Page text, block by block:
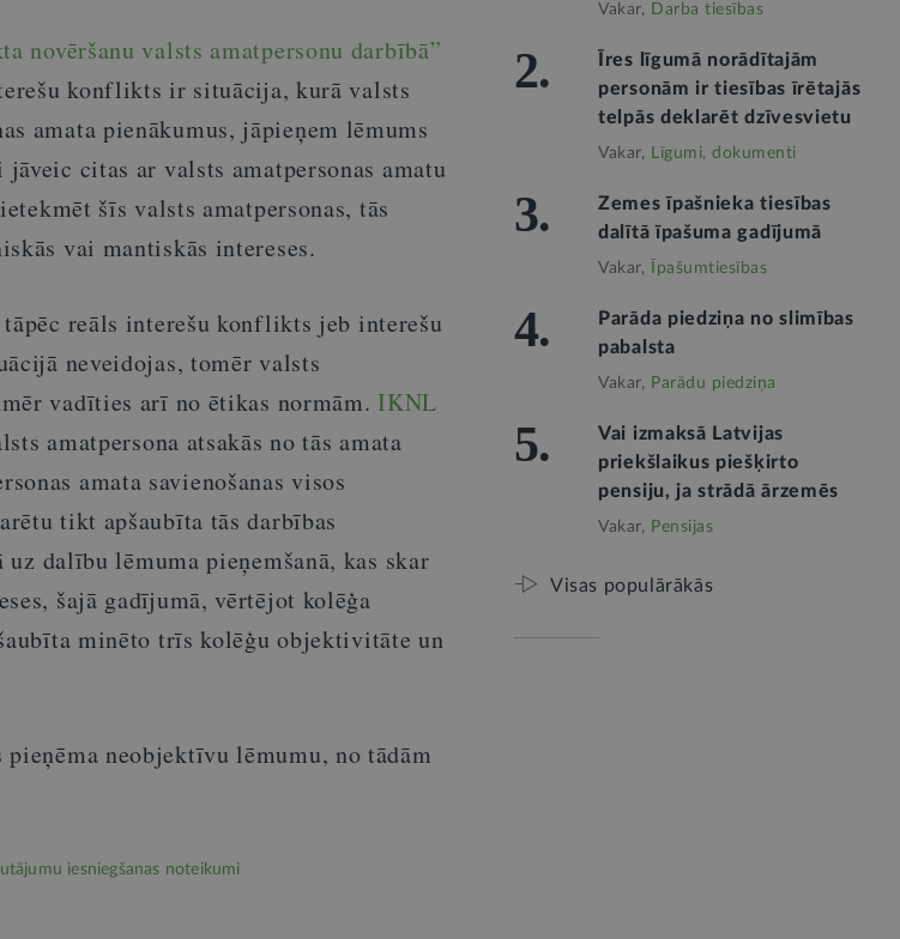
novēršanu valsts amatpersonu darbībā”
konflikts ir situācija, kurā valsts
amata pienākumus, jāpieņem lēmums
citas ar valsts amatpersonas amatu
šīs valsts amatpersonas, tās
vai mantiskās intereses.
reāls interešu konflikts jeb interešu
neveidojas, tomēr valsts
vadīties arī no ētikas normām.IKNL
amatpersona atsakās no tās amata
amata savienošanas visos
tikt apšaubīta tās darbības
dalību lēmuma pieņemšanā, kas skar
šajā gadījumā, vērtējot kolēģa
minēto trīs kolēģu objektivitāte un
neobjektīvu lēmumu, no tādām
iesniegšanas noteikumi
Vakar, Darba tiesības
2.
Īres līgumā norādītajām
personām ir tiesības īrētajās
telpās deklarēt dzīvesvietu
Vakar, Līgumi, dokumenti
3.
Zemes īpašnieka tiesības
dalītā īpašuma gadījumā
Vakar, Īpašumtiesības
4.
Parāda piedziņa no slimības
pabalsta
Vakar, Parādu piedziņa
5.
Vai izmaksā Latvijas
priekšlaikus piešķirto
pensiju, ja strādā ārzemēs
Vakar, Pensijas
Visas populārākās